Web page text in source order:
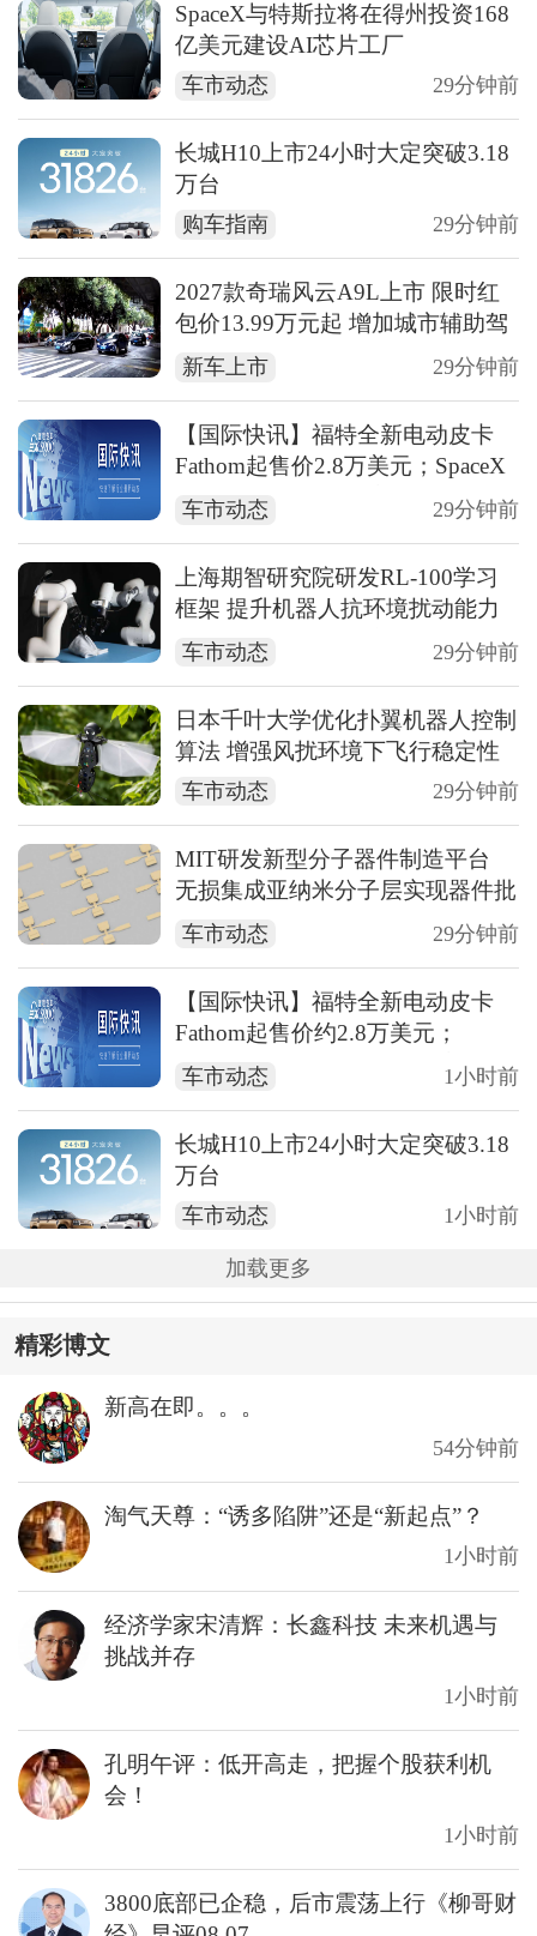
SpaceX与特斯拉将在得州投资168
亿美元建设AI芯片工厂
车市动态 29分钟前
长城H10上市24小时大定突破3.18
万台
购车指南 29分钟前
2027款奇瑞风云A9L上市 限时红
包价13.99万元起 增加城市辅助驾
驶
新车上市 29分钟前
【国际快讯】福特全新电动皮卡
Fathom起售价2.8万美元；SpaceX
与特斯拉将投168亿美元在得州建
芯片工厂；马自达Q1销量与利润
车市动态 29分钟前
上海期智研究院研发RL‑100学习
框架 提升机器人抗环境扰动能力
实现100%任务成功率
车市动态 29分钟前
日本千叶大学优化扑翼机器人控制
算法 增强风扰环境下飞行稳定性
车市动态 29分钟前
MIT研发新型分子器件制造平台
无损集成亚纳米分子层实现器件批
量制备
车市动态 29分钟前
【国际快讯】福特全新电动皮卡
Fathom起售价约2.8万美元；
SpaceX与特斯拉将投168亿美元在
得州建芯片工厂
车市动态 1小时前
长城H10上市24小时大定突破3.18
万台
车市动态 1小时前
加载更多
精彩博文
新高在即。。。
54分钟前
淘气天尊：“诱多陷阱”还是“新起点”？
1小时前
经济学家宋清辉：长鑫科技 未来机遇与
挑战并存
1小时前
孔明午评：低开高走，把握个股获利机
会！
1小时前
3800底部已企稳，后市震荡上行《柳哥财